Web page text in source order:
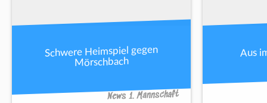
Schwere Heimspiel gegen
Mörschbach
News 1. Mannschaft
Aus